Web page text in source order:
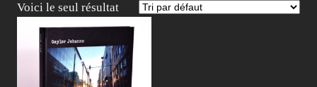
Voici le seul résultat